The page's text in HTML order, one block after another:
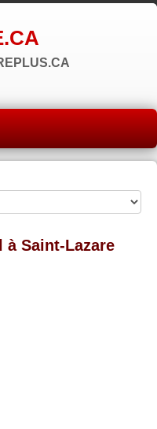
Saint-Lazare